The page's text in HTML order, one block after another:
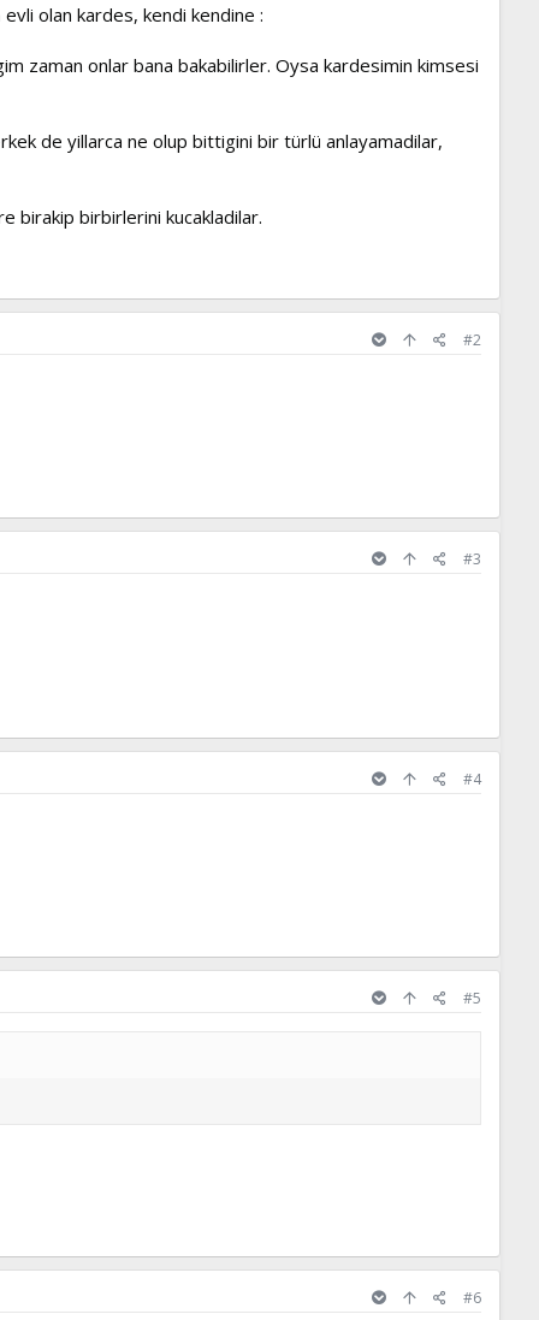
olan kardes, kendi kendine :
zaman onlar bana bakabilirler. Oysa kardesimin kimsesi
de yillarca ne olup bittigini bir türlü anlayamadilar,
birakip birbirlerini kucakladilar.
#2
#3
#4
#5
#6